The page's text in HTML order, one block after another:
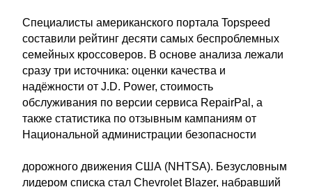
Специалисты американского портала Topspeed
составили рейтинг десяти самых беспроблемных
семейных кроссоверов. В основе анализа лежали
сразу три источника: оценки качества и
надёжности от J.D. Power, стоимость
обслуживания по версии сервиса RepairPal, а
также статистика по отзывным кампаниям от
Национальной администрации безопасности
дорожного движения США (NHTSA). Безусловным
лидером списка стал Chevrolet Blazer, набравший